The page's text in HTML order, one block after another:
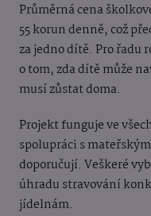
Průměrná cena
55 korun denně, což
za jedno dítě. Pro řadu
o tom, zda dítě může
musí zůstat doma.
Projekt funguje ve
spolupráci s
doporučují. Veškeré
úhradu stravování
jídelnám.